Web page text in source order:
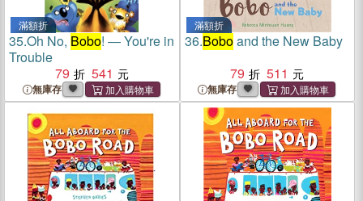
滿額折
35.Oh No, Bobo! ― You're in
Trouble
79
541
無庫存
滿額折
36.Boboand the New Baby
79
511
無庫存